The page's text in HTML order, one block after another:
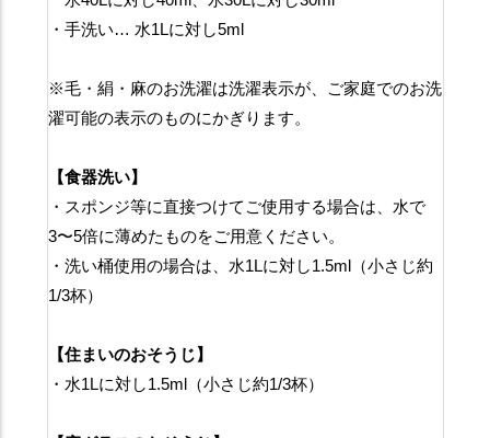
・手洗い… 水1Lに対し5ml
※毛・絹・麻のお洗濯は洗濯表示が、ご家庭でのお洗
濯可能の表示のものにかぎります。
【食器洗い】
・スポンジ等に直接つけてご使用する場合は、水で
3〜5倍に薄めたものをご用意ください。
・洗い桶使用の場合は、水1Lに対し1.5ml（小さじ約
1/3杯）
【住まいのおそうじ】
・水1Lに対し1.5ml（小さじ約1/3杯）